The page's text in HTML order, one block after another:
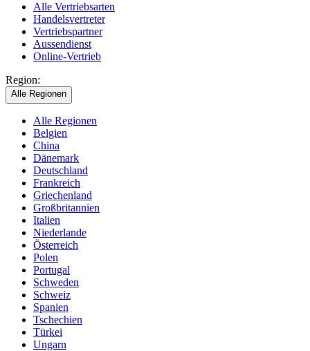
Alle Vertriebsarten
Handelsvertreter
Vertriebspartner
Aussendienst
Online-Vertrieb
Region:
Alle Regionen
Alle Regionen
Belgien
China
Dänemark
Deutschland
Frankreich
Griechenland
Großbritannien
Italien
Niederlande
Österreich
Polen
Portugal
Schweden
Schweiz
Spanien
Tschechien
Türkei
Ungarn